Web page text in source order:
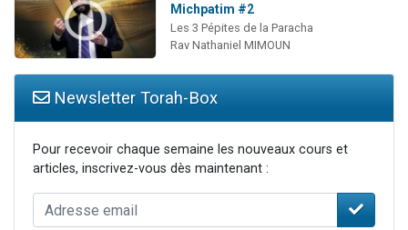
Michpatim #2
Les 3 Pépites de la Paracha
Rav Nathaniel MIMOUN
Newsletter Torah-Box
Pour recevoir chaque semaine les nouveaux cours et
articles, inscrivez-vous dès maintenant :